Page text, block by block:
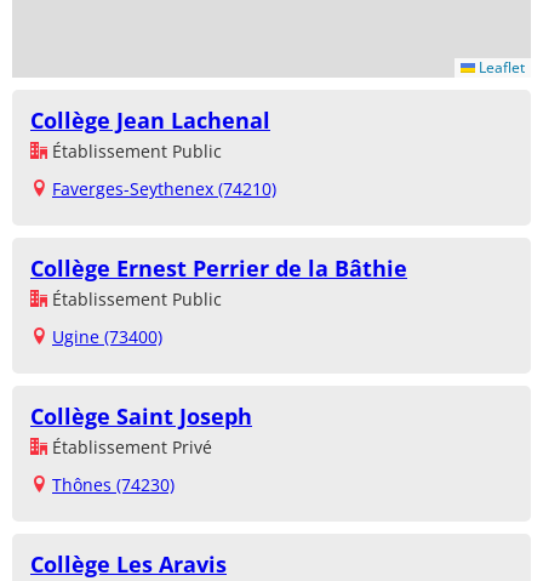
Leaflet
Collège Jean Lachenal
Établissement Public
Faverges-Seythenex (74210)
Collège Ernest Perrier de la Bâthie
Établissement Public
Ugine (73400)
Collège Saint Joseph
Établissement Privé
Thônes (74230)
Collège Les Aravis